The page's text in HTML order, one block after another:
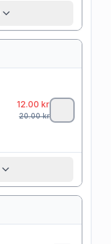
12.00 kr
20.00kr